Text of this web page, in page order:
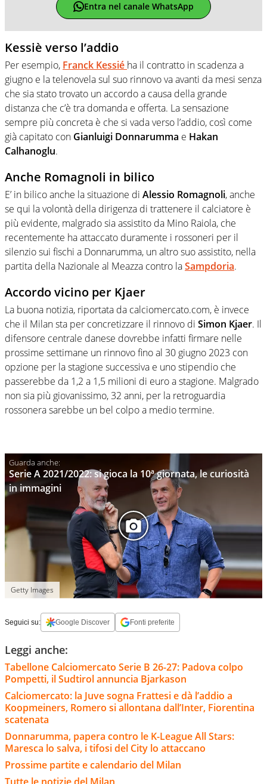
Entra nel canale WhatsApp
Kessiè verso l’addio
Per esempio, Franck Kessié ha il contratto in scadenza a
giugno e la telenovela sul suo rinnovo va avanti da mesi senza
che sia stato trovato un accordo a causa della grande
distanza che c’è tra domanda e offerta. La sensazione
sempre più concreta è che si vada verso l’addio, così come
già capitato con Gianluigi Donnarumma e Hakan
Calhanoglu.
Anche Romagnoli in bilico
E’ in bilico anche la situazione di Alessio Romagnoli, anche
se qui la volontà della dirigenza di trattenere il calciatore è
più evidente, malgrado sia assistito da Mino Raiola, che
recentemente ha attaccato duramente i rossoneri per il
silenzio sui fischi a Donnarumma, un altro suo assistito, nella
partita della Nazionale al Meazza contro laSampdoria.
Accordo vicino per Kjaer
La buona notizia, riportata da calciomercato.com, è invece
che il Milan sta per concretizzare il rinnovo di Simon Kjaer. Il
difensore centrale danese dovrebbe infatti firmare nelle
prossime settimane un rinnovo fino al 30 giugno 2023 con
opzione per la stagione successiva e uno stipendio che
passerebbe da 1,2 a 1,5 milioni di euro a stagione. Malgrado
non sia più giovanissimo, 32 anni, per la retroguardia
rossonera sarebbe un bel colpo a medio termine.
Serie A 2021/2022: si gioca la 10ª giornata, le curiosità
in immagini
Getty Images
Seguici su: Google Discover Fonti preferite
Leggi anche:
Tabellone Calciomercato Serie B 26-27: Padova colpo
Pompetti, il Sudtirol annuncia Bjarkason
Calciomercato: la Juve sogna Frattesi e dà l’addio a
Koopmeiners, Romero si allontana dall’Inter, Fiorentina
scatenata
Donnarumma, papera contro le K-League All Stars:
Maresca lo salva, i tifosi del City lo attaccano
Prossime partite e calendario del Milan